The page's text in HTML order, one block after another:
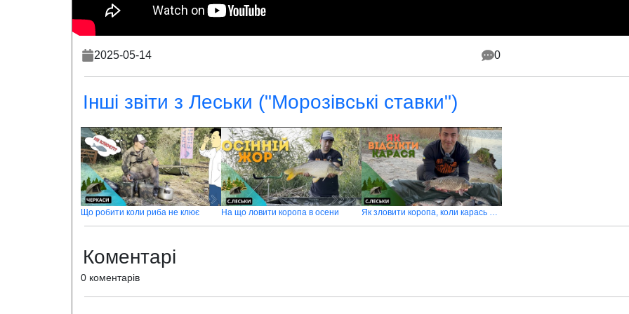
2025-05-14 0
Інші звіти з Леськи ("Морозівські ставки")
Що робити коли риба не клює На що ловити коропа в осени Як зловити коропа, коли карась не дає спокою
Коментарі
0 коментарів